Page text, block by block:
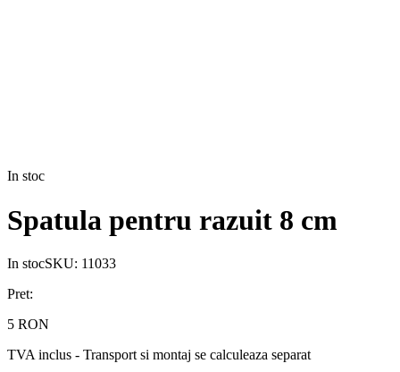
In stoc
Spatula pentru razuit 8 cm
In stocSKU: 11033
Pret:
5 RON
TVA inclus - Transport si montaj se calculeaza separat